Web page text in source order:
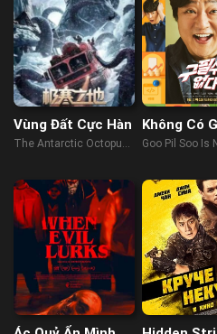
Vùng Đất Cực Hàn
The Antarctic Octopus
Không Có
Soo
Goo Pil Soo Is